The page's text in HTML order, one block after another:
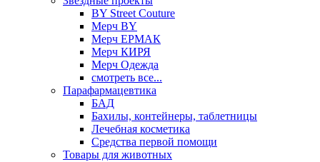
BY Street Couture
Мерч BY
Мерч ЕРМАК
Мерч КИРЯ
Мерч Одежда
смотреть все...
Парафармацевтика
БАД
Бахилы, контейнеры, таблетницы
Лечебная косметика
Средства первой помощи
Товары для животных